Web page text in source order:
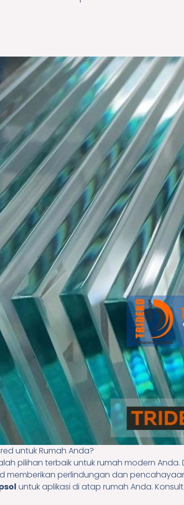
untuk Rumah Anda?
pilihan terbaik untuk rumah modern
memberikan perlindungan dan
untuk aplikasi di atap rumah Anda.